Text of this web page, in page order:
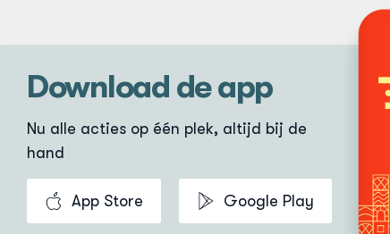
Download de app
Nu alle acties op één plek, altijd bij de
hand
App Store Google Play